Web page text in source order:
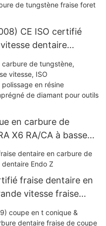
CE ISO certifié
dentaire
foret dentisterie
en carbure de
X6 RA/CA à basse
018, meules de
dentaire et
pour outils de
fraise dentaire en
vitesse fraise